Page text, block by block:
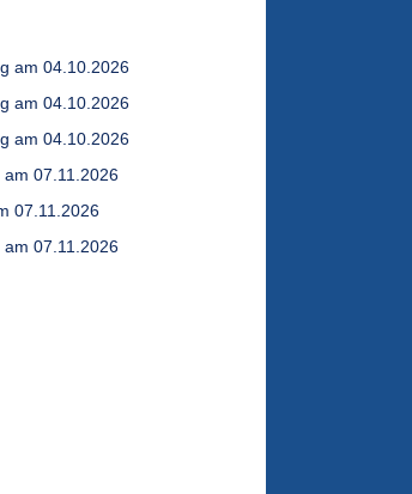
am 04.10.2026
am 04.10.2026
am 04.10.2026
07.11.2026
07.11.2026
07.11.2026